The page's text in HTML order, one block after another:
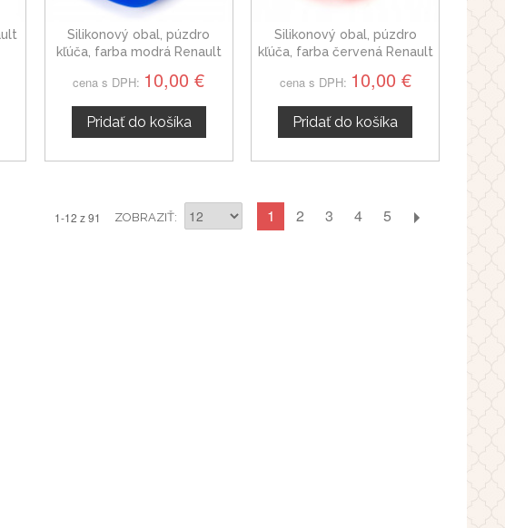
Silikonový obal, púzdro
kľúča, farba modrá Renault
cena s DPH: 10,00 €
Pridať do košíka
Silikonový obal, púzdro
kľúča, farba červená Renault
cena s DPH: 10,00 €
Pridať do košíka
1-12 z 91 ZOBRAZIŤ 1 2 3 4 5